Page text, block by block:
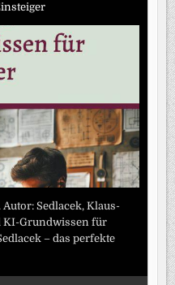
Sedlacek, Klaus-
KI-Grundwissen für
– das perfekte